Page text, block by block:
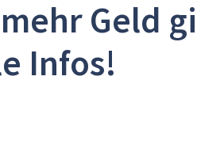
Geld
Infos!